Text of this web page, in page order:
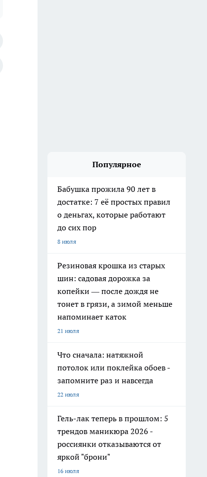
Популярное
Бабушка прожила 90 лет в
достатке: 7 её простых правил
о деньгах, которые работают
до сих пор
8 июля
Резиновая крошка из старых
шин: садовая дорожка за
копейки — после дождя не
тонет в грязи, а зимой меньше
напоминает каток
21 июля
Что сначала: натяжной
потолок или поклейка обоев -
запомните раз и навсегда
22 июля
Гель-лак теперь в прошлом: 5
трендов маникюра 2026 -
россиянки отказываются от
яркой "брони"
16 июля